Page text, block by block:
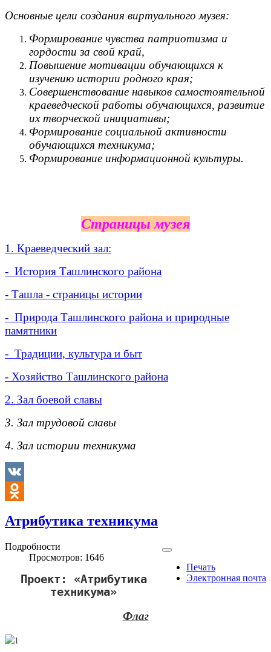
Основные цели создания виртуального музея:
Формирование чувства патриотизма и
гордости за свой край,
Повышение мотивации обучающихся к
изучению истории родного края;
Совершенствование навыков самостоятельной
краеведческой работы обучающихся, развитие
их творческой инициативы;
Формирование социальной активности
обучающихся техникума;
Формирование информационной культуры.
Страницы музея
1. Краеведческий зал:
- История Ташлинского района
- Ташла - страницы истории
- Природа Ташлинского района и природные
памятники
- Традиции, культура и быт
- Хозяйство Ташлинского района
2. Зал боевой славы
3. Зал трудовой славы
4. Зал истории техникума
VK
Атрибутика техникума
Печать
Электронная почта
Подробности
Просмотров: 1646
Проект: «Атрибутика
техникума»
Флаг